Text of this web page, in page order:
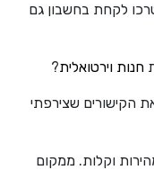
לקחת בחשבון גם
חנות וירטואלית?
הקישורים שצירפתי
וקלות. ממקום